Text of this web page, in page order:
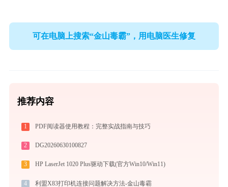
可在电脑上搜索“金山毒霸”，用电脑医生修复
推荐内容
1 PDF阅读器使用教程：完整实战指南与技巧
2 DG20260630100827
3 HP LaserJet 1020 Plus驱动下载(官方Win10/Win11)
4 利盟X83打印机连接问题解决方法-金山毒霸